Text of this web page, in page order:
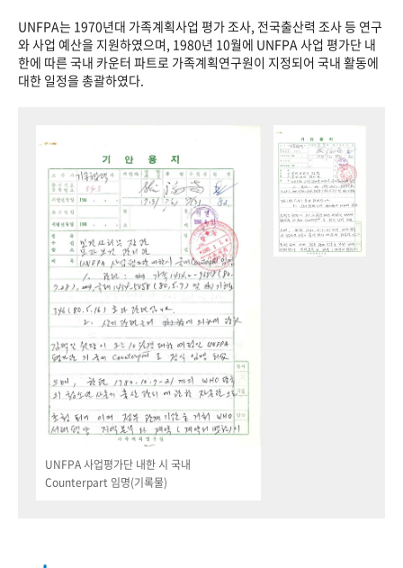
UNFPA는 1970년대 가족계획사업 평가 조사, 전국출산력 조사 등 연구
와 사업 예산을 지원하였으며, 1980년 10월에 UNFPA 사업 평가단 내
한에 따른 국내 카운터 파트로 가족계획연구원이 지정되어 국내 활동에
대한 일정을 총괄하였다.
UNFPA 사업평가단 내한 시 국내
Counterpart 임명(기록물)